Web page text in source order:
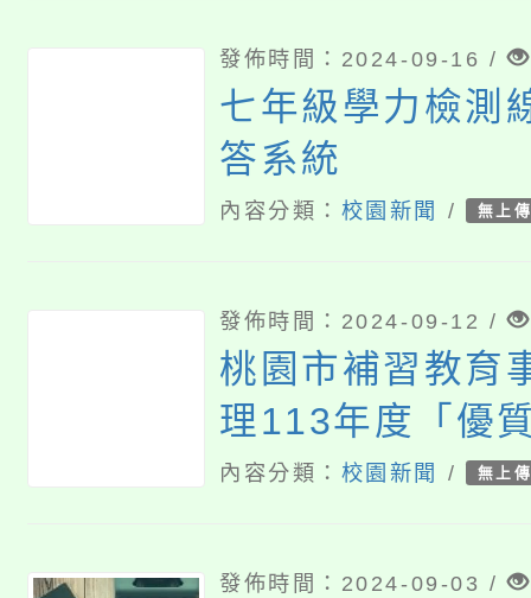
書撰寫規定及申
圖
發佈時間：2024-09-16 /
七年級學力檢測
答系統
內容分類： 校園新聞 / 無上
發佈時間：2024-09-12 /
桃園市補習教育
理113年度「優
心關懷」教育登
內容分類： 校園新聞 / 無上
發佈時間：2024-09-03 /